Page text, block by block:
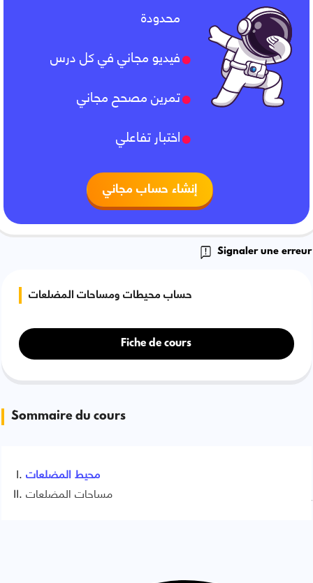
محدودة
فيديو مجاني في كل درس
تمرين مصحح مجاني
اختبار تفاعلي
إنشاء حساب مجاني
Signaler une erreur
حساب محيطات ومساحات المضلعات
Fiche de cours
Sommaire du cours
محيط المضلعات
مساحات المضلعات